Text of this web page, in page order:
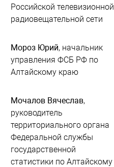
Российской телевизионной
радиовещательной сети
Мороз Юрий, начальник
управления ФСБ РФ по
Алтайскому краю
Мочалов Вячеслав,
руководитель
территориального органа
Федеральной службы
государственной
статистики по Алтайскому